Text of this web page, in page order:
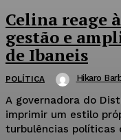
Celina reage
gestão e
de Ibaneis
POLÍTICA Hikaro
A governadora do
imprimir um estilo
turbulências políticas